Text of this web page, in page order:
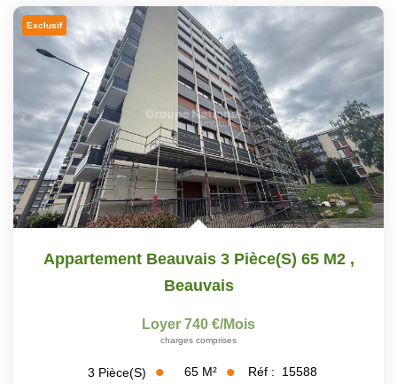
Exclusif
Appartement Beauvais 3 Pièce(s) 65 M2 ,
Beauvais
Loyer 740 €/mois
charges comprises
3 Pièce(s) 65 M² Réf : 15588